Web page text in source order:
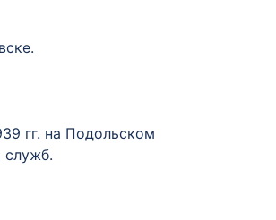
гг. на Подольском
служб.